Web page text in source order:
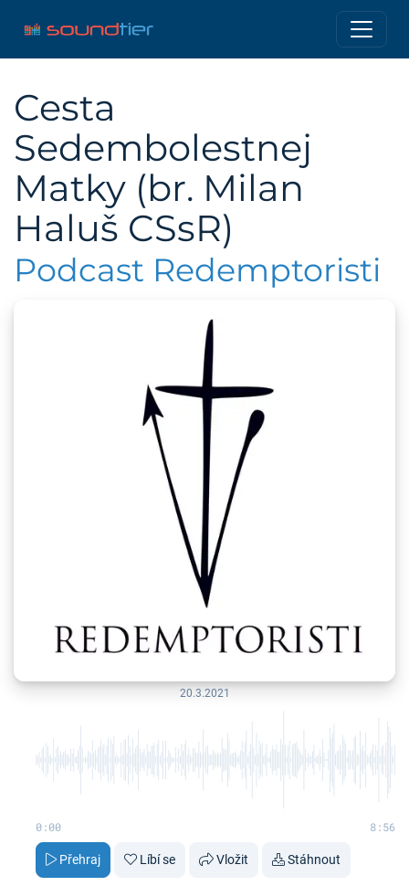
Cesta
Sedembolestnej
Matky (br. Milan
Haluš CSsR)
Podcast Redemptoristi
20.3.2021
0:00 8:56
Přehraj Líbí se Vložit Stáhnout